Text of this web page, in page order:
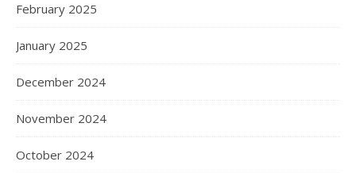
February 2025
January 2025
December 2024
November 2024
October 2024